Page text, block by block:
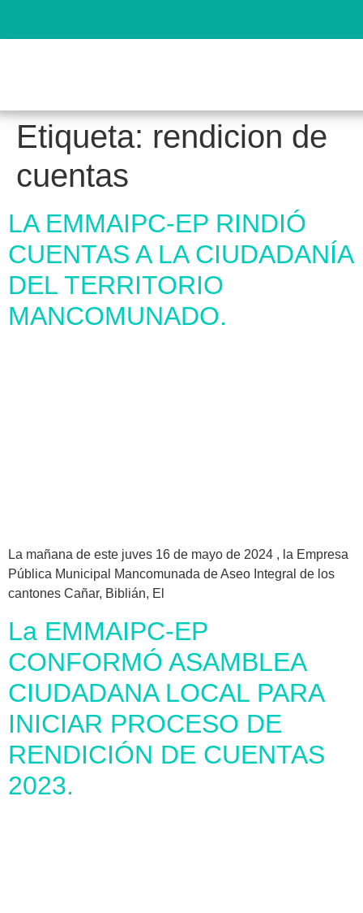
Etiqueta: rendicion de
cuentas
LA EMMAIPC-EP RINDIÓ
CUENTAS A LA CIUDADANÍA
DEL TERRITORIO
MANCOMUNADO.
La mañana de este juves 16 de mayo de 2024 , la Empresa
Pública Municipal Mancomunada de Aseo Integral de los
cantones Cañar, Biblián, El
La EMMAIPC-EP
CONFORMÓ ASAMBLEA
CIUDADANA LOCAL PARA
INICIAR PROCESO DE
RENDICIÓN DE CUENTAS
2023.